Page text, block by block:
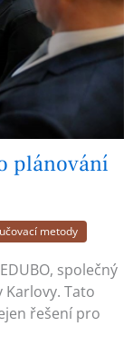
plánování
metody
společný
Tato
řešení pro